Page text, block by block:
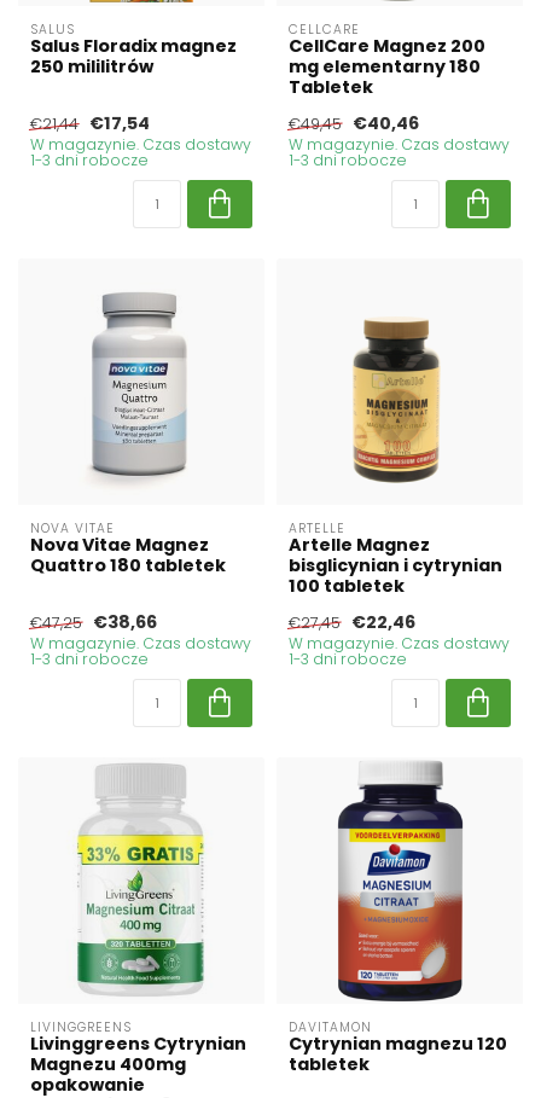
SALUS
Salus Floradix magnez
250 mililitrów
€21,44 €17,54
W magazynie. Czas dostawy
1-3 dni robocze
CELLCARE
CellCare Magnez 200
mg elementarny 180
Tabletek
€49,45 €40,46
W magazynie. Czas dostawy
1-3 dni robocze
NOVA VITAE
Nova Vitae Magnez
Quattro 180 tabletek
€47,25 €38,66
W magazynie. Czas dostawy
1-3 dni robocze
ARTELLE
Artelle Magnez
bisglicynian i cytrynian
100 tabletek
€27,45 €22,46
W magazynie. Czas dostawy
1-3 dni robocze
LIVINGGREENS
Livinggreens Cytrynian
Magnezu 400mg
opakowanie
DAVITAMON
Cytrynian magnezu 120
tabletek